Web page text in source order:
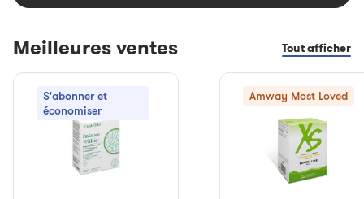
Meilleures ventes Tout afficher
S'abonner et
économiser
Amway Most Loved